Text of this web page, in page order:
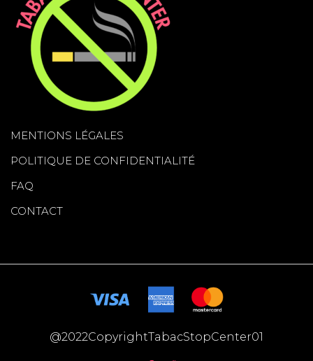
MENTIONS LÉGALES
POLITIQUE DE CONFIDENTIALITÉ
FAQ
CONTACT
@2022CopyrightTabacStopCenter01